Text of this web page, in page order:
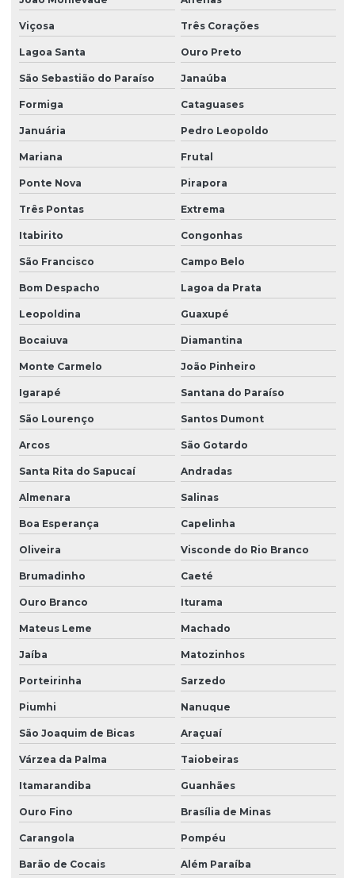
Radio controle para ponte rolante
Reforma de caminho de rolamento
Reforma de ponte rolante em am
Reforma de ponte rolante em pr
Reforma de ponte rolante em rs
Reforma de ponte rolante em sc
Reforma de ponte rolante em sp
Reforma de talha elétrica
Reforma de talha elétrica em am
Reforma de talha elétrica em sc
Representação swf krantechnik brasil
Retrofit de pontes rolantes
Sistema festoon para pontes rolantes
Talha elétrica de corrente
Talha elétrica para ponte rolante
Talhas elétricas de cabo de aço
Talhas elétricas de cabo de aço swf
Talhas elétricas de corrente swf
Topografia caminho de rolamento
Treinamento para operadores de ponte rolante
Treinamento de ponte rolante
Trilhos de rolamento para pontes rolantes
Venda de peças para pontes rolantes
Venda de talha cabo de aço
Venda de talha elétrica
Venda de talha elétrica de grau alimentício
Venda de talha elétrica para usina hidrelétrica
Viçosa Três Corações
Lagoa Santa Ouro Preto
São Sebastião do Paraíso Janaúba
Formiga Cataguases
Januária Pedro Leopoldo
Mariana Frutal
Ponte Nova Pirapora
Três Pontas Extrema
Itabirito Congonhas
São Francisco Campo Belo
Bom Despacho Lagoa da Prata
Leopoldina Guaxupé
Bocaiuva Diamantina
Monte Carmelo João Pinheiro
Igarapé Santana do Paraíso
São Lourenço Santos Dumont
Arcos São Gotardo
Santa Rita do Sapucaí Andradas
Almenara Salinas
Boa Esperança Capelinha
Oliveira Visconde do Rio Branco
Brumadinho Caeté
Ouro Branco Iturama
Mateus Leme Machado
Jaíba Matozinhos
Porteirinha Sarzedo
Piumhi Nanuque
São Joaquim de Bicas Araçuaí
Várzea da Palma Taiobeiras
Itamarandiba Guanhães
Ouro Fino Brasília de Minas
Carangola Pompéu
Barão de Cocais Além Paraíba